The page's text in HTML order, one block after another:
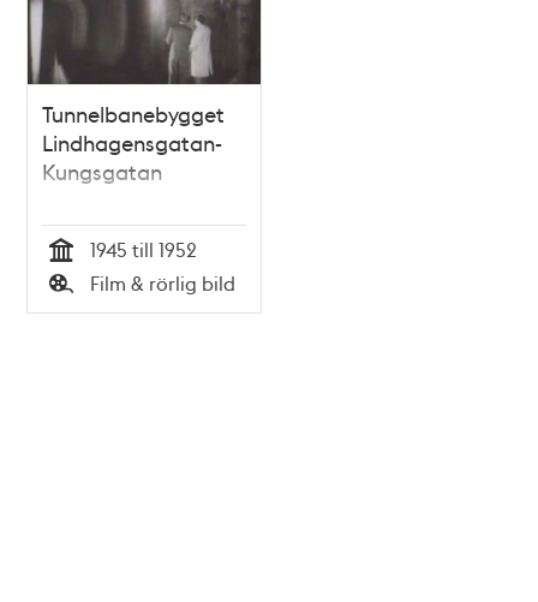
Tunnelbanebygget
Lindhagensgatan-
Kungsgatan
Tid
1945 till 1952
Typ
Film & rörlig bild